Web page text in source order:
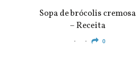
Sopa de brócolis cremosa
– Receita
0